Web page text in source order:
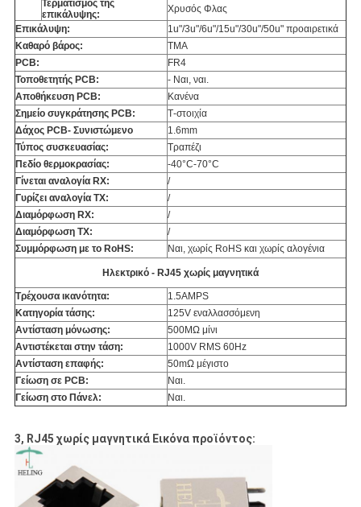
Τερματισμός της
επικάλυψης:
Χρυσός Φλας
Επικάλυψη:
1u"/3u"/6u"/15u"/30u"/50u" προαιρετικά
Καθαρό βάρος:
ΤΜΑ
PCB:
FR4
Τοποθετητής PCB:
- Ναι, ναι.
Αποθήκευση PCB:
Κανένα
Σημείο συγκράτησης PCB:
Τ-στοιχία
Δάχος PCB- Συνιστώμενο
1.6mm
Τύπος συσκευασίας:
Τραπέζι
Πεδίο θερμοκρασίας:
-40°C-70°C
Γίνεται αναλογία RX:
/
Γυρίζει αναλογία TX:
/
Διαμόρφωση RX:
/
Διαμόρφωση TX:
/
Συμμόρφωση με το RoHS:
Ναι, χωρίς RoHS και χωρίς αλογένια
Ηλεκτρικό - RJ45 χωρίς μαγνητικά
Τρέχουσα ικανότητα:
1.5AMPS
Κατηγορία τάσης:
125V εναλλασσόμενη
Αντίσταση μόνωσης:
500MΩ μίνι
Αντιστέκεται στην τάση:
1000V RMS 60Hz
Αντίσταση επαφής:
50mΩ μέγιστο
Γείωση σε PCB:
Ναι.
Γείωση στο Πάνελ:
Ναι.
3, RJ45 χωρίς μαγνητικά Εικόνα προϊόντος: